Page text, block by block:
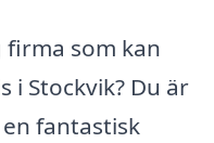
som kan
i Stockvik? Du är
fantastisk